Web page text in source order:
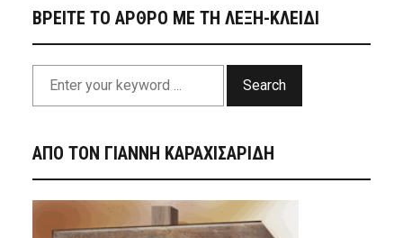
ΒΡΕΙΤΕ ΤΟ ΑΡΘΡΟ ΜΕ ΤΗ ΛΕΞΗ-ΚΛΕΙΔΙ
Search
ΑΠΟ ΤΟΝ ΓΙΑΝΝΗ ΚΑΡΑΧΙΣΑΡΙΔΗ